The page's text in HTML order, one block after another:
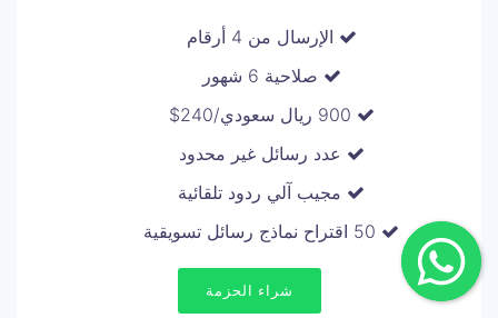
الإرسال من 4 أرقام
صلاحية 6 شهور
عدد رسائل غير محدود
مجيب آلي ردود تلقائية
شراء الحزمة